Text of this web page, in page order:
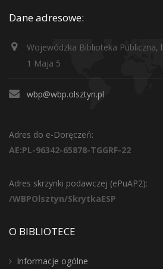
Dane adresowe:
Wojewódzka Biblioteka Publiczna,
1 Maja 5
wbp@wbp.olsztyn.pl
Adres do e-Doręczeń:
AE:PL-96342-65878-TGGRF-22
Adres skrzynki podawczej (ePuAP2):
/WBPOlsztyn/SkrytkaESP
O BIBLIOTECE
Informacje ogólne